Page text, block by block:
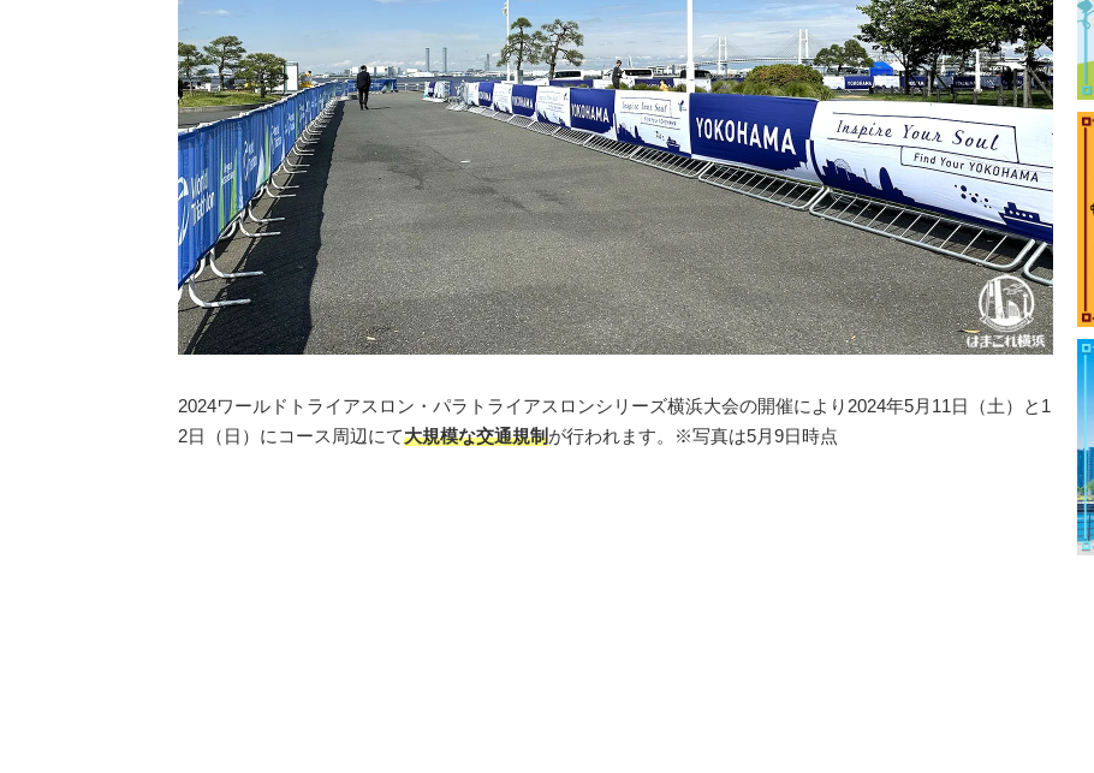
2024ワールドトライアスロン・パラトライアスロンシリーズ横浜大会の開催により2024年5月11日（土）と1
2日（日）にコース周辺にて大規模な交通規制が行われます。※写真は5月9日時点